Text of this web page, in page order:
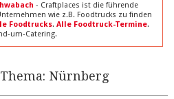
- Craftplaces ist die führende
wie z.B. Foodtrucks zu finden
Foodtrucks. Alle Foodtruck-Termine.
um-Catering.
Nürnberg